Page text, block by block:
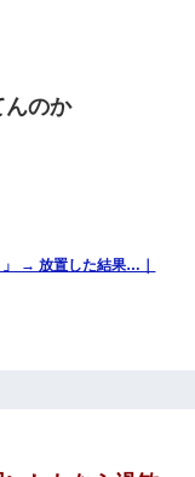
んのか
」 → 放置した結果…｜